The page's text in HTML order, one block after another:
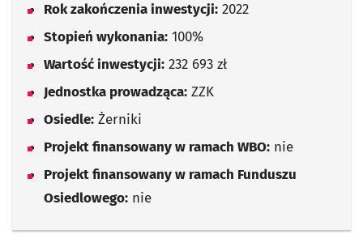
Rok zakończenia inwestycji: 2022
Stopień wykonania: 100%
Wartość inwestycji: 232 693 zł
Jednostka prowadząca: ZZK
Osiedle: Żerniki
Projekt finansowany w ramach WBO: nie
Projekt finansowany w ramach Funduszu
Osiedlowego: nie